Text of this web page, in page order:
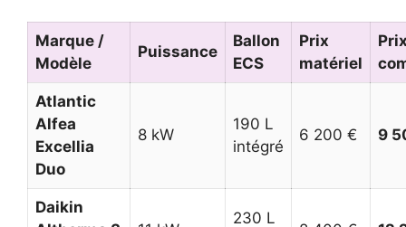
Marque /
Modèle
Puissance
Ballon
ECS
Prix
matériel
Atlantic
Alfea
Excellia
Duo
8 kW
190 L
intégré
6 200 € 9
Daikin
230 L